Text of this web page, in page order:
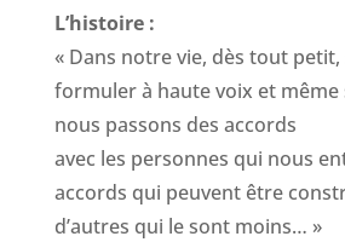
L’histoire :
« Dans notre vie, dès tout petit,
formuler à haute voix et même
nous passons des accords
avec les personnes qui nous
accords qui peuvent être
d’autres qui le sont moins… »